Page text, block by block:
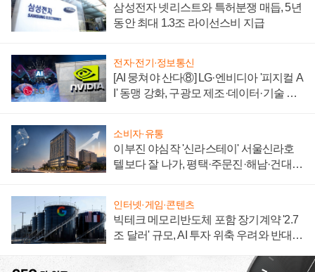
삼성전자 넷리스트와 특허분쟁 매듭, 5년
동안 최대 1.3조 라이선스비 지급
전자·전기·정보통신
[AI 뭉쳐야 산다⑧] LG·엔비디아 '피지컬 A
I' 동맹 강화, 구광모 제조·데이터·기술 결
소비자·유통
이부진 야심작 '신라스테이' 서울신라호
텔보다 잘 나가, 평택·주문진·해남·건대로
인터넷·게임·콘텐츠
빅테크 메모리반도체 포함 장기계약 '2.7
조 달러' 규모, AI 투자 위축 우려와 반대